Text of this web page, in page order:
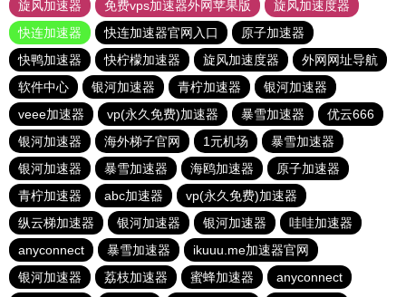
旋风加速器
免费vps加速器外网苹果版
旋风加速度器
快连加速器
快连加速器官网入口
原子加速器
快鸭加速器
快柠檬加速器 旋风加速度器
外网网址导航
软件中心
银河加速器 青柠加速器
银河加速器
veee加速器
vp(永久免费)加速器 暴雪加速器
优云666
银河加速器
海外梯子官网 1元机场
暴雪加速器
银河加速器
暴雪加速器 海鸥加速器
原子加速器
青柠加速器
abc加速器
vp(永久免费)加速器
纵云梯加速器
银河加速器 银河加速器
哇哇加速器
anyconnect
暴雪加速器
ikuuu.me加速器官网
银河加速器
荔枝加速器 蜜蜂加速器 anyconnect